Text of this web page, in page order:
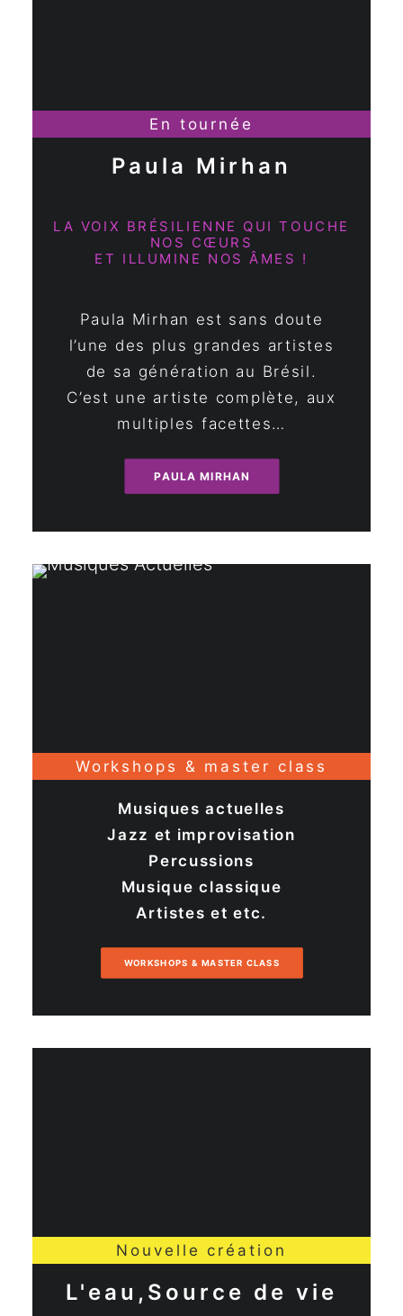
En tournée
Paula Mirhan
LA VOIX BRÉSILIENNE QUI TOUCHE
NOS CŒURS
ET ILLUMINE NOS ÂMES !
Paula Mirhan est sans doute
l’une des plus grandes artistes
de sa génération au Brésil.
C’est une artiste complète, aux
multiples facettes…
PAULA MIRHAN
Workshops & master class
Musiques actuelles
Jazz et improvisation
Percussions
Musique classique
Artistes et etc.
WORKSHOPS & MASTER CLASS
Nouvelle création
L'eau,Source de vie